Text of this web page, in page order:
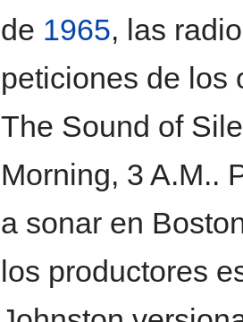
de 1965, las
peticiones de los
The Sound of
Morning, 3 A.M..
a sonar en
los productores